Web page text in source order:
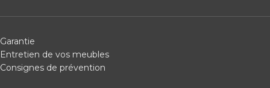
Garantie
Entretien de vos meubles
Consignes de prévention